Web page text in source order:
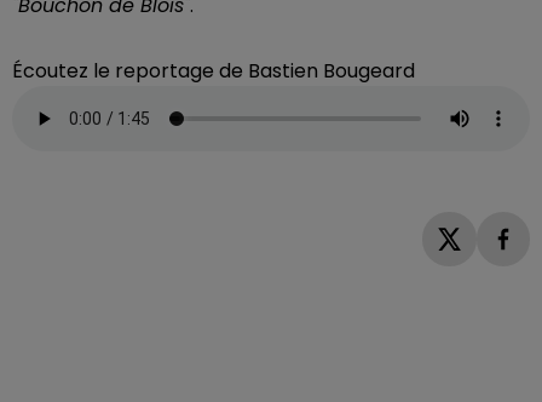
Écoutez le reportage de Bastien Bougeard